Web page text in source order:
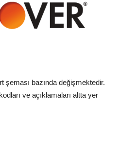
şeması bazında değişmektedir.
ve açıklamaları altta yer